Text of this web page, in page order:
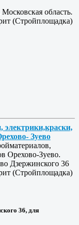
Московская область.
(Стройплощадка)
электрики,краски,
Зуево
Орехово-Зуево.
Дзержинского 36
(Стройплощадка)
36, для